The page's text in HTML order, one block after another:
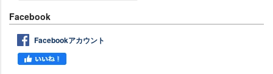
Facebook
Facebookアカウント